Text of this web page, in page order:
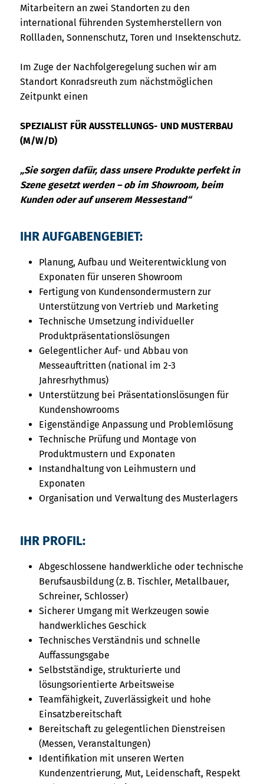
Mitarbeitern an zwei Standorten zu den
international führenden Systemherstellern von
Rollladen, Sonnenschutz, Toren und Insektenschutz.
Im Zuge der Nachfolgeregelung suchen wir am
Standort Konradsreuth zum nächstmöglichen
Zeitpunkt einen
SPEZIALIST FÜR AUSSTELLUNGS- UND MUSTERBAU
(M/W/D)
„Sie sorgen dafür, dass unsere Produkte perfekt in
Szene gesetzt werden – ob im Showroom, beim
Kunden oder auf unserem Messestand“
IHR AUFGABENGEBIET:
Planung, Aufbau und Weiterentwicklung von
Exponaten für unseren Showroom
Fertigung von Kundensondermustern zur
Unterstützung von Vertrieb und Marketing
Technische Umsetzung individueller
Produktpräsentationslösungen
Gelegentlicher Auf- und Abbau von
Messeauftritten (national im 2-3
Jahresrhythmus)
Unterstützung bei Präsentationslösungen für
Kundenshowrooms
Eigenständige Anpassung und Problemlösung
Technische Prüfung und Montage von
Produktmustern und Exponaten
Instandhaltung von Leihmustern und
Exponaten
Organisation und Verwaltung des Musterlagers
IHR PROFIL:
Abgeschlossene handwerkliche oder technische
Berufsausbildung (z. B. Tischler, Metallbauer,
Schreiner, Schlosser)
Sicherer Umgang mit Werkzeugen sowie
handwerkliches Geschick
Technisches Verständnis und schnelle
Auffassungsgabe
Selbstständige, strukturierte und
lösungsorientierte Arbeitsweise
Teamfähigkeit, Zuverlässigkeit und hohe
Einsatzbereitschaft
Bereitschaft zu gelegentlichen Dienstreisen
(Messen, Veranstaltungen)
Identifikation mit unseren Werten
Kundenzentrierung, Mut, Leidenschaft, Respekt